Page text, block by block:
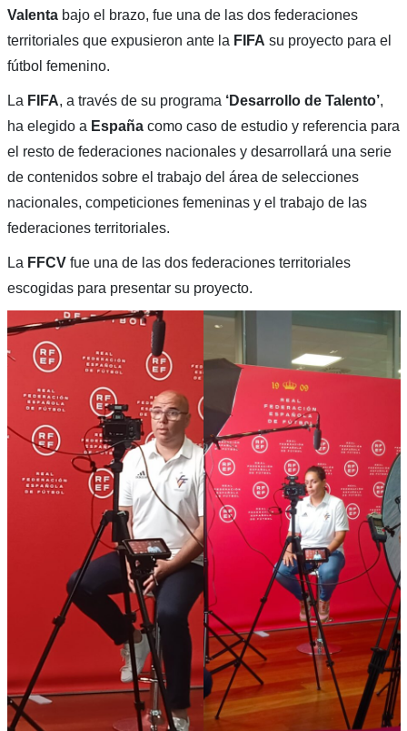
Valentabajo el brazo, fue una de las dos federaciones
territoriales que expusieron ante la FIFA su proyecto para el
fútbol femenino.
La FIFA, a través de su programa ‘Desarrollo de Talento’,
ha elegido a Españacomo caso de estudio y referencia para
el resto de federaciones nacionales y desarrollará una serie
de contenidos sobre el trabajo del área de selecciones
nacionales, competiciones femeninas y el trabajo de las
federaciones territoriales.
La FFCVfue una de las dos federaciones territoriales
escogidas para presentar su proyecto.